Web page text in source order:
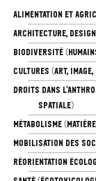
ALIMENTATION ET
ARCHITECTURE,
BIODIVERSITÉ
CULTURES (ART,
DROITS DANS
SPATIALE)
MÉTABOLISME
MOBILISATION DES
RÉORIENTATION